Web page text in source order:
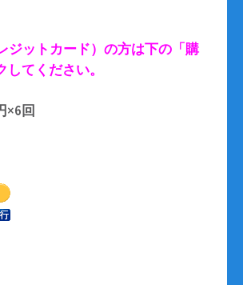
ジットカード）の方は下の「購
てください。
×6回